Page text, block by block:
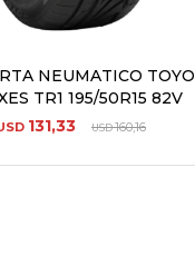
NEUMATICO TOYO
TR1 195/50R15 82V
131,33 USD160,16